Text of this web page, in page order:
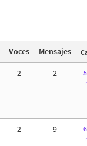
Voces Mensajes
2 2
2 9